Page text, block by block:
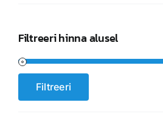
Filtreeri hinna alusel
Minimaalne
Maksimaalne
Filtreeri